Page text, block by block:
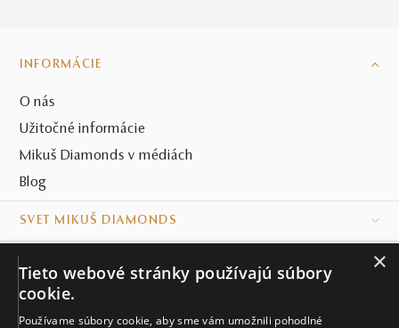
INFORMÁCIE
O nás
Užitočné informácie
Mikuš Diamonds v médiách
Blog
SVET MIKUŠ DIAMONDS
KONTAKT
×
Tieto webové stránky používajú súbory
cookie.
Používame súbory cookie, aby sme vám umožnili pohodlné